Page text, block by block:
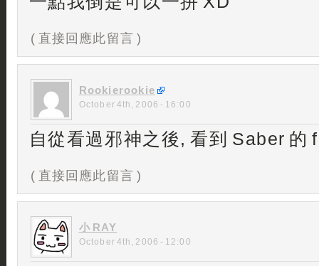
( 直接回應此留言 )
Rookierookie
October 4th, 2006 - 16:00
自從看過邪神之後, 看到 Saber
( 直接回應此留言 )
小 RAY
October 4th, 2006 - 12:00